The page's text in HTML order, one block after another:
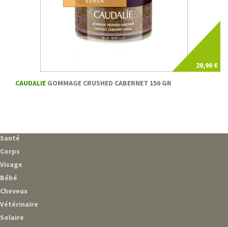
20,90 €
CAUDALIE GOMMAGE CRUSHED CABERNET 150 GR
Santé
Corps
Visage
Bébé
Cheveux
Vétérinaire
Solaire